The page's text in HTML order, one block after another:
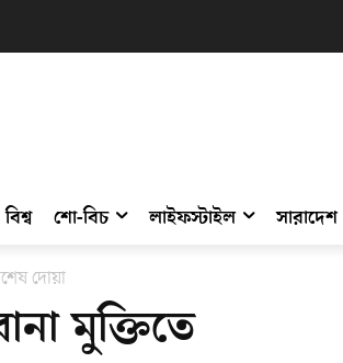
বিশ্ব শো-বিচ লাইফস্টাইল সারাদেশ
দোয়া
মুক্তিতে